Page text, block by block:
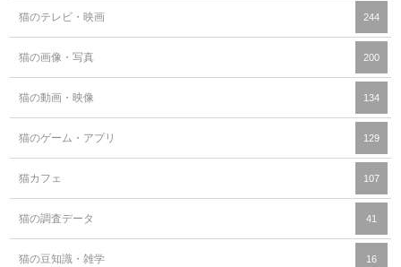
猫のテレビ・映画 244
猫の画像・写真 200
猫の動画・映像 134
猫のゲーム・アプリ 129
猫カフェ 107
猫の調査データ 41
猫の豆知識・雑学 16